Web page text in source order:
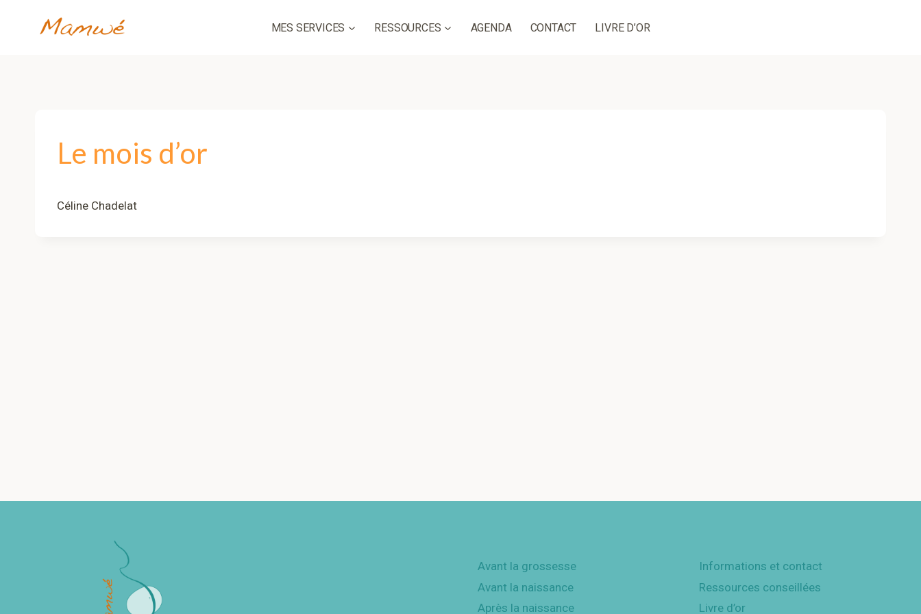
MES SERVICES RESSOURCES AGENDA CONTACT LIVRE D’OR
Le mois d’or
Céline Chadelat
Avant la grossesse
Avant la naissance
Après la naissance
Informations et contact
Ressources conseillées
Livre d’or